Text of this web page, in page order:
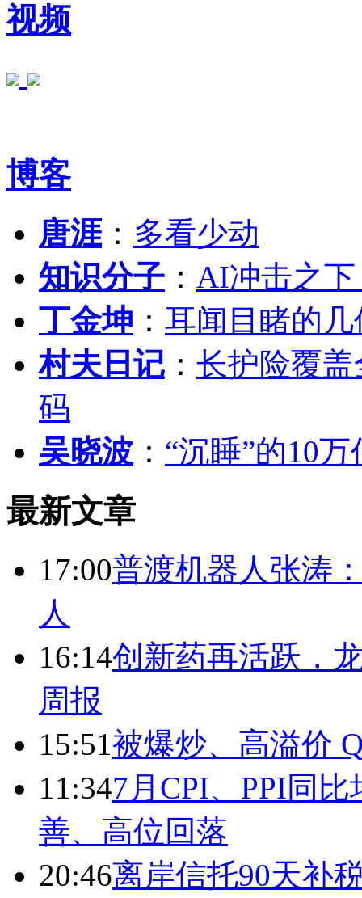
视频
博客
唐涯： 多看少动
知识分子 ： AI冲击之
丁金坤 ： 耳闻目睹的
村夫日记 ： 长护险覆
码
吴晓波 ： “沉睡”的10
最新文章
17:00普渡机器人张涛
人
16:14创新药再活跃，
周报
15:51被爆炒、高溢价
11:347月CPI、PPI同
善、高位回落
20:46离岸信托90天补